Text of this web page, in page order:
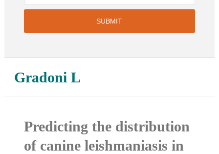
Gradoni L
Predicting the distribution
of canine leishmaniasis in